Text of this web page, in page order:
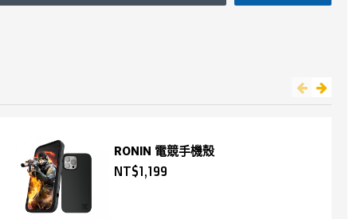
RONIN 電競手機殼
NT$1,199